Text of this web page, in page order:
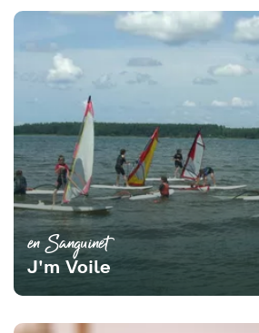
en Sanguinet
J'm Voile